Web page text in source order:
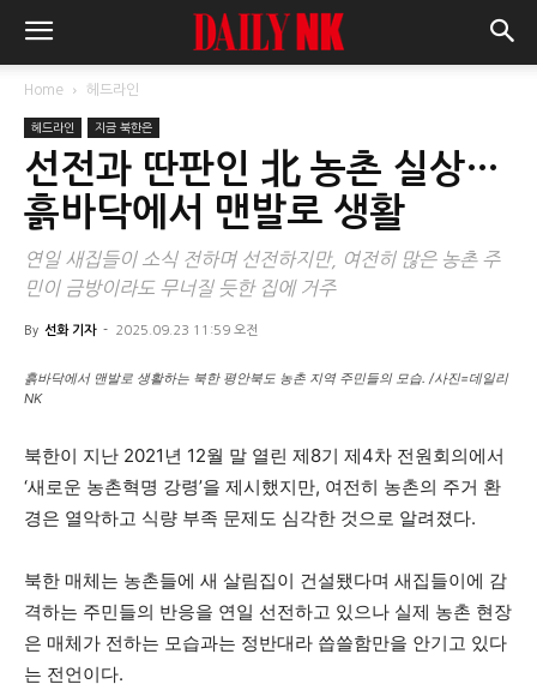
Home 헤드라인
헤드라인 지금 북한은
선전과 딴판인 北 농촌 실상…
흙바닥에서 맨발로 생활
연일 새집들이 소식 전하며 선전하지만, 여전히 많은 농촌 주
민이 금방이라도 무너질 듯한 집에 거주
By 선화 기자 - 2025.09.23 11:59 오전
흙바닥에서 맨발로 생활하는 북한 평안북도 농촌 지역 주민들의 모습. /사진=데일리
NK
북한이 지난 2021년 12월 말 열린 제8기 제4차 전원회의에서
‘새로운 농촌혁명 강령’을 제시했지만, 여전히 농촌의 주거 환
경은 열악하고 식량 부족 문제도 심각한 것으로 알려졌다.
북한 매체는 농촌들에 새 살림집이 건설됐다며 새집들이에 감
격하는 주민들의 반응을 연일 선전하고 있으나 실제 농촌 현장
은 매체가 전하는 모습과는 정반대라 씁쓸함만을 안기고 있다
는 전언이다.